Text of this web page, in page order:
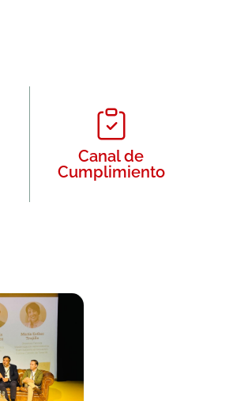
Canal de
Cumplimiento